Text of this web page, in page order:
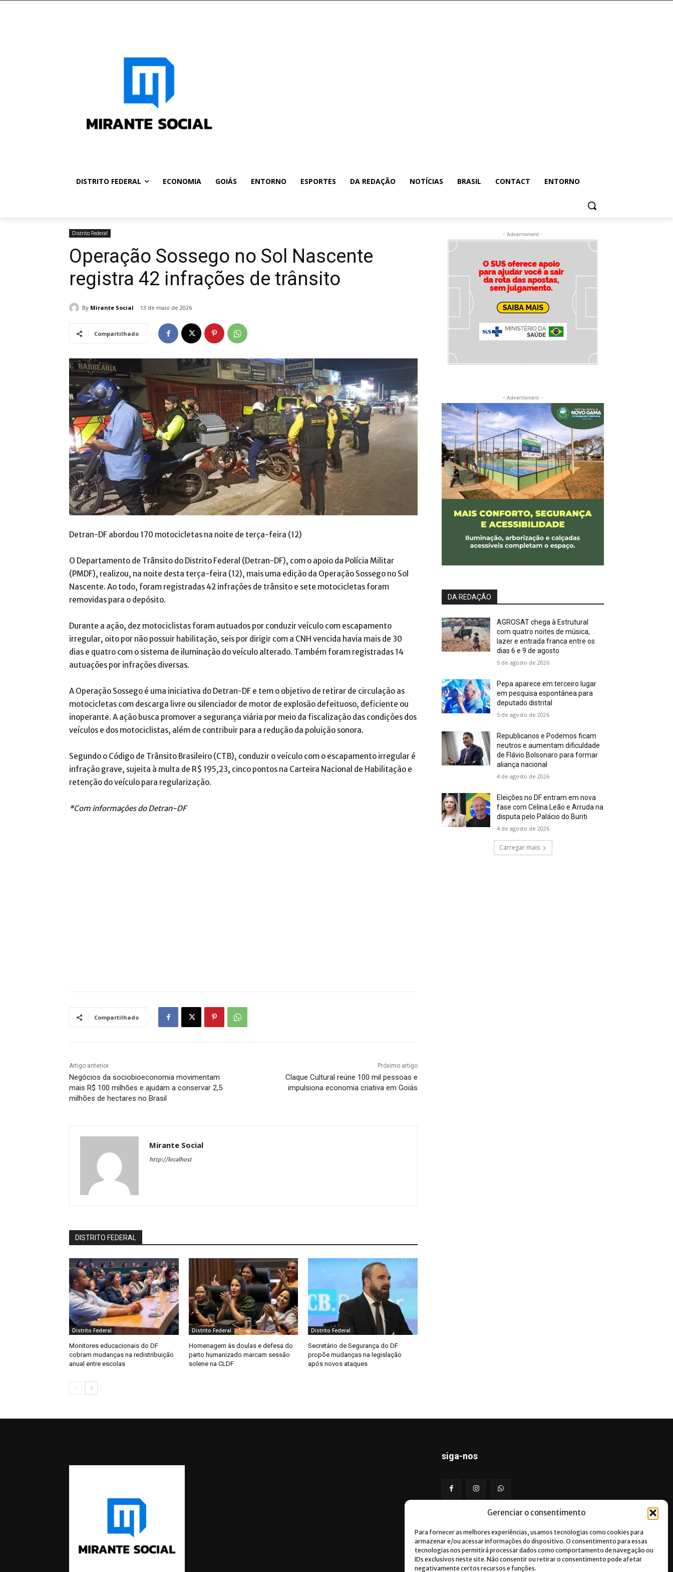
Gerenciar o consentimento
Para fornecer as melhores experiências, usamos tecnologias como cookies para
armazenar e/ou acessar informações do dispositivo. O consentimento para essas
tecnologias nos permitirá processar dados como comportamento de navegação ou
IDs exclusivos neste site. Não consentir ou retirar o consentimento pode afetar
negativamente certos recursos e funções.
DISTRITO FEDERAL ECONOMIA GOIÁS ENTORNO ESPORTES DA REDAÇÃO NOTÍCIAS BRASIL CONTACT ENTORNO
Distrito Federal
Operação Sossego no Sol Nascente
registra 42 infrações de trânsito
By Mirante Social 13 de maio de 2026
Compartilhado
Detran-DF abordou 170 motocicletas na noite de terça-feira (12)
O Departamento de Trânsito do Distrito Federal (Detran-DF), com o apoio da Polícia Militar
(PMDF), realizou, na noite desta terça-feira (12), mais uma edição da Operação Sossego no Sol
Nascente. Ao todo, foram registradas 42 infrações de trânsito e sete motocicletas foram
removidas para o depósito.
Durante a ação, dez motociclistas foram autuados por conduzir veículo com escapamento
irregular, oito por não possuir habilitação, seis por dirigir com a CNH vencida havia mais de 30
dias e quatro com o sistema de iluminação do veículo alterado. Também foram registradas 14
autuações por infrações diversas.
A Operação Sossego é uma iniciativa do Detran-DF e tem o objetivo de retirar de circulação as
motocicletas com descarga livre ou silenciador de motor de explosão defeituoso, deficiente ou
inoperante. A ação busca promover a segurança viária por meio da fiscalização das condições dos
veículos e dos motociclistas, além de contribuir para a redução da poluição sonora.
Segundo o Código de Trânsito Brasileiro (CTB), conduzir o veículo com o escapamento irregular é
infração grave, sujeita à multa de R$ 195,23, cinco pontos na Carteira Nacional de Habilitação e
retenção do veículo para regularização.
*Com informações do Detran-DF
Compartilhado
Artigo anterior
Negócios da sociobioeconomia movimentam
mais R$ 100 milhões e ajudam a conservar 2,5
milhões de hectares no Brasil
Próximo artigo
Claque Cultural reúne 100 mil pessoas e
impulsiona economia criativa em Goiás
Mirante Social
http://localhost
DISTRITO FEDERAL
Distrito Federal
Monitores educacionais do DF
cobram mudanças na redistribuição
anual entre escolas
Distrito Federal
Homenagem às doulas e defesa do
parto humanizado marcam sessão
solene na CLDF
Distrito Federal
Secretário de Segurança do DF
propõe mudanças na legislação
após novos ataques
- Advertisment -
- Advertisment -
DA REDAÇÃO
AGROSAT chega à Estrutural
com quatro noites de música,
lazer e entrada franca entre os
dias 6 e 9 de agosto
5 de agosto de 2026
Pepa aparece em terceiro lugar
em pesquisa espontânea para
deputado distrital
5 de agosto de 2026
Republicanos e Podemos ficam
neutros e aumentam dificuldade
de Flávio Bolsonaro para formar
aliança nacional
4 de agosto de 2026
Eleições no DF entram em nova
fase com Celina Leão e Arruda na
disputa pelo Palácio do Buriti
4 de agosto de 2026
Carregar mais
siga-nos